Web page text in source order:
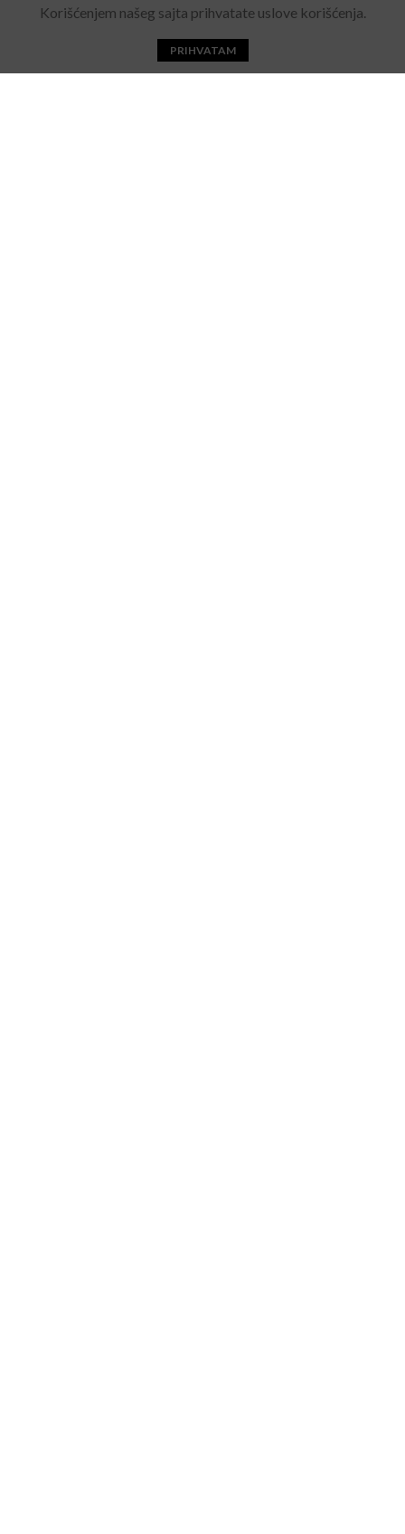
Korišćenjem našeg sajta prihvatate uslove korišćenja.
PRIHVATAM